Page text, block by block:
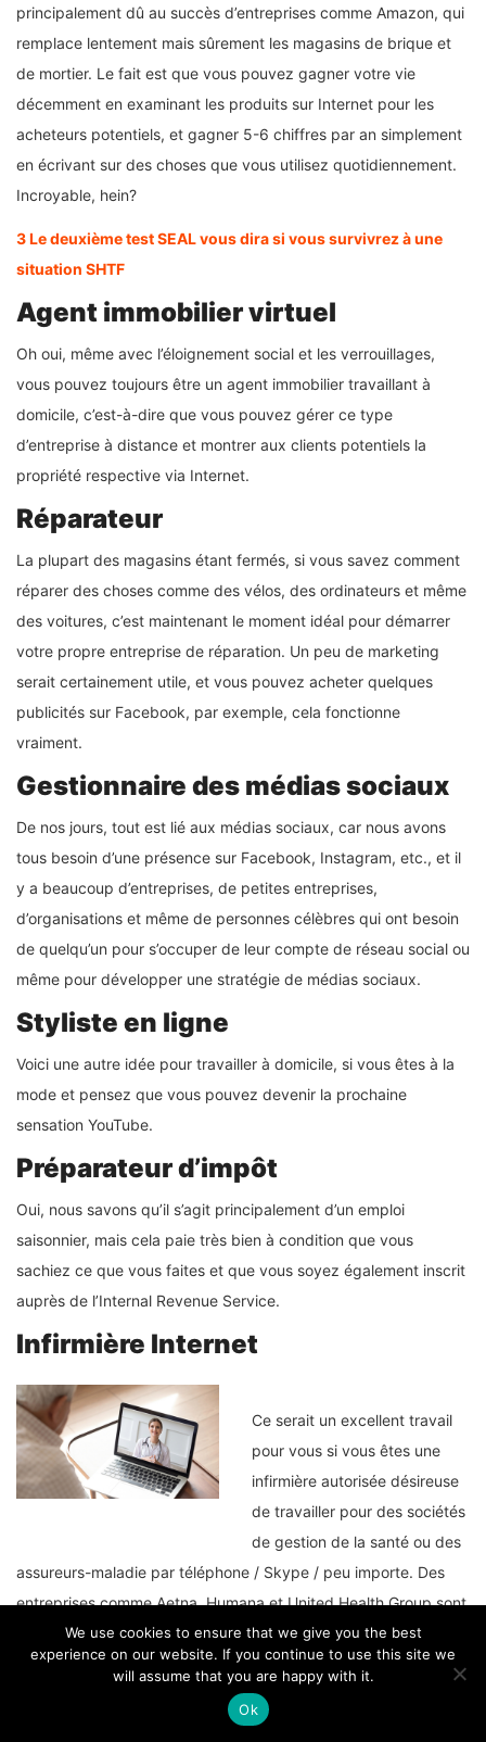
principalement dû au succès d’entreprises comme Amazon, qui
remplace lentement mais sûrement les magasins de brique et
de mortier. Le fait est que vous pouvez gagner votre vie
décemment en examinant les produits sur Internet pour les
acheteurs potentiels, et gagner 5-6 chiffres par an simplement
en écrivant sur des choses que vous utilisez quotidiennement.
Incroyable, hein?
3 Le deuxième test SEAL vous dira si vous survivrez à une
situation SHTF
Agent immobilier virtuel
Oh oui, même avec l’éloignement social et les verrouillages,
vous pouvez toujours être un agent immobilier travaillant à
domicile, c’est-à-dire que vous pouvez gérer ce type
d’entreprise à distance et montrer aux clients potentiels la
propriété respective via Internet.
Réparateur
La plupart des magasins étant fermés, si vous savez comment
réparer des choses comme des vélos, des ordinateurs et même
des voitures, c’est maintenant le moment idéal pour démarrer
votre propre entreprise de réparation. Un peu de marketing
serait certainement utile, et vous pouvez acheter quelques
publicités sur Facebook, par exemple, cela fonctionne
vraiment.
Gestionnaire des médias sociaux
De nos jours, tout est lié aux médias sociaux, car nous avons
tous besoin d’une présence sur Facebook, Instagram, etc., et il
y a beaucoup d’entreprises, de petites entreprises,
d’organisations et même de personnes célèbres qui ont besoin
de quelqu’un pour s’occuper de leur compte de réseau social ou
même pour développer une stratégie de médias sociaux.
Styliste en ligne
Voici une autre idée pour travailler à domicile, si vous êtes à la
mode et pensez que vous pouvez devenir la prochaine
sensation YouTube.
Préparateur d’impôt
Oui, nous savons qu’il s’agit principalement d’un emploi
saisonnier, mais cela paie très bien à condition que vous
sachiez ce que vous faites et que vous soyez également inscrit
auprès de l’Internal Revenue Service.
Infirmière Internet
Ce serait un excellent travail
pour vous si vous êtes une
infirmière autorisée désireuse
de travailler pour des sociétés
de gestion de la santé ou des
assureurs-maladie par téléphone / Skype / peu importe. Des
entreprises comme Aetna, Humana et United Health Group sont
toujours à la recherche d’infirmières autorisées pour le travail à
distance, c’est-à-dire l’éducation des patients, l’autorisation de
traitement ou la gestion de cas.
We use cookies to ensure that we give you the best
experience on our website. If you continue to use this site we
will assume that you are happy with it.
Ok